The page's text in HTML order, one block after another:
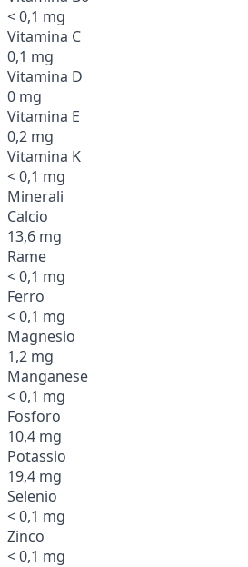
< 0,1 mg
Vitamina C
0,1 mg
Vitamina D
0 mg
Vitamina E
0,2 mg
Vitamina K
< 0,1 mg
Minerali
Calcio
13,6 mg
Rame
< 0,1 mg
Ferro
< 0,1 mg
Magnesio
1,2 mg
Manganese
< 0,1 mg
Fosforo
10,4 mg
Potassio
19,4 mg
Selenio
< 0,1 mg
Zinco
< 0,1 mg